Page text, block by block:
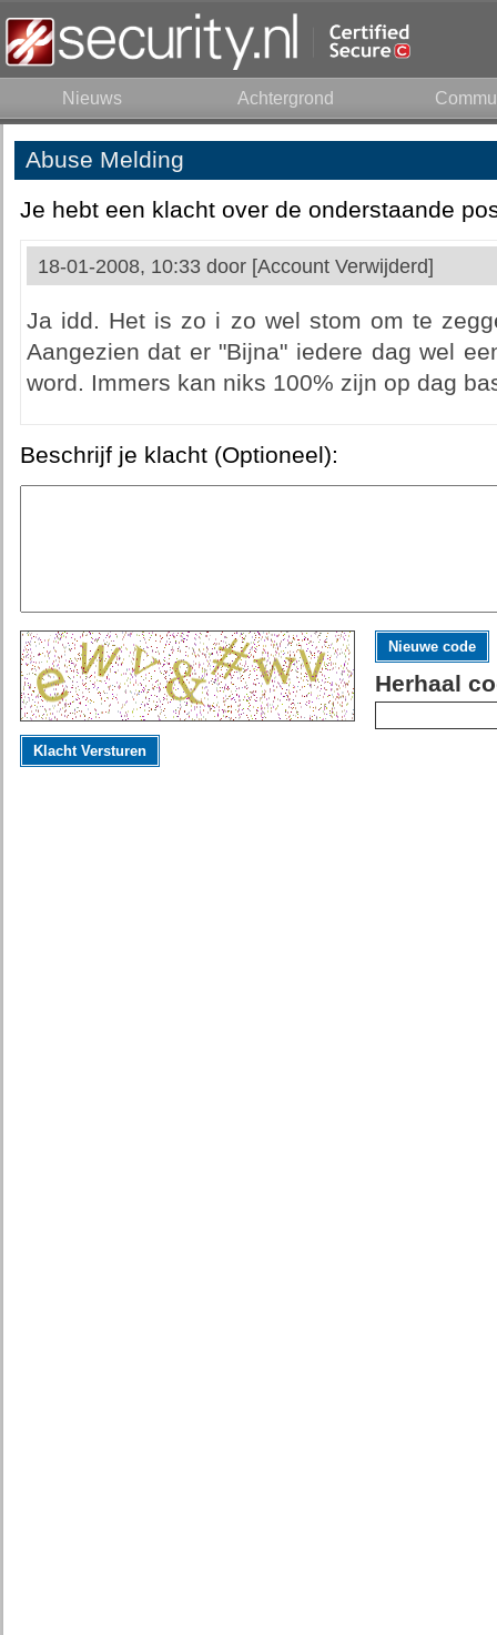
Nieuws Achtergrond
Abuse Melding
Je hebt een klacht over de onderstaande
18-01-2008, 10:33 door [Account Verwijderd]
Ja idd. Het is zo i zo wel stom om te
Aangezien dat er "Bijna" iedere dag wel
word. Immers kan niks 100% zijn op dag
Beschrijf je klacht (Optioneel):
Nieuwe code
Herhaal
Klacht Versturen